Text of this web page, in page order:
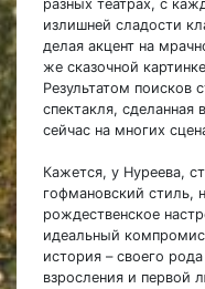
разных театрах, с
излишней сладости
делая акцент на
же сказочной
Результатом поисков
спектакля, сделанная
сейчас на многих
Кажется, у Нуреева,
гофмановский стиль,
рождественское
идеальный
история – своего
взросления и первой